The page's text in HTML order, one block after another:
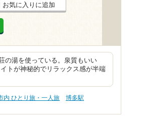
お気に入りに追加
の湯を使っている。泉質もいい
トが神秘的でリラックス感が半端
内 ひとり旅・一人旅
博多駅